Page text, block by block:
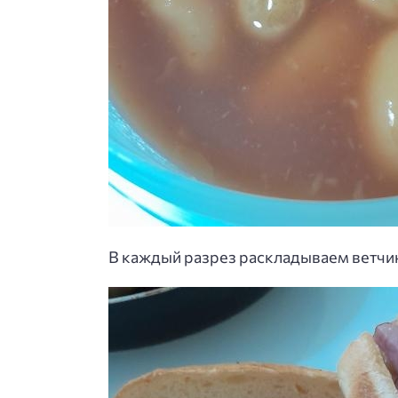
В каждый разрез раскладываем